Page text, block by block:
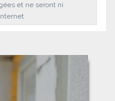
et ne seront ni